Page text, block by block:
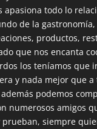
apasiona todo lo
de la gastronomía,
productos,
que nos encanta
los teníamos que
y nada mejor que a
podemos
numerosos amigos
prueban, siempre